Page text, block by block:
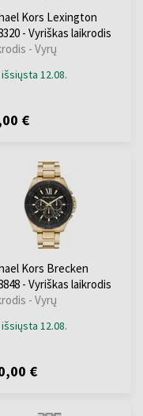
Kors Lexington
- Vyriškas laikrodis
- Vyrų
12.08.
€
Kors Brecken
- Vyriškas laikrodis
- Vyrų
12.08.
€